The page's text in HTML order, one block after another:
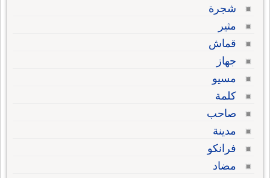
شجرة
مثير
قماش
جهاز
مسيو
كلمة
صاحب
مدينة
فرانكو
مضاد